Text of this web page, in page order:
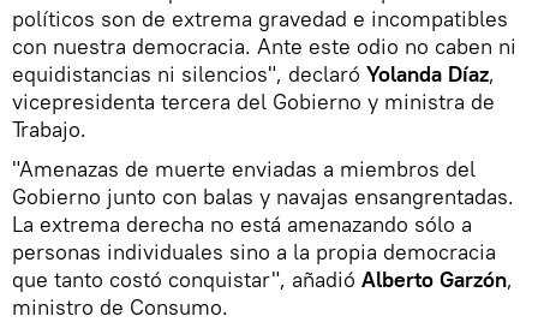
políticos son de extrema gravedad e incompatibles
con nuestra democracia. Ante este odio no caben ni
equidistancias ni silencios", declaró Yolanda Díaz,
vicepresidenta tercera del Gobierno y ministra de
Trabajo.
"Amenazas de muerte enviadas a miembros del
Gobierno junto con balas y navajas ensangrentadas.
La extrema derecha no está amenazando sólo a
personas individuales sino a la propia democracia
que tanto costó conquistar", añadió Alberto Garzón,
ministro de Consumo.